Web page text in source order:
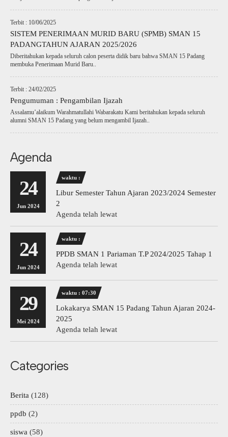
Terbit : 10/06/2025
SISTEM PENERIMAAN MURID BARU (SPMB) SMAN 15
PADANGTAHUN AJARAN 2025/2026
Diberitahukan kepada seluruh calon peserta didik baru bahwa SMAN 15 Padang
membuka Penerimaan Murid Baru..
Terbit : 24/02/2025
Pengumuman : Pengambilan Ijazah
Assalamu’alaikum Warahmatullahi Wabarakatu Kami beritahukan kepada seluruh
alumni SMAN 15 Padang yang belum mengambil Ijazah..
Agenda
24
Jun 2024
waktu :
Libur Semester Tahun Ajaran 2023/2024 Semester
2
Agenda telah lewat
24
Jun 2024
waktu :
PPDB SMAN 1 Pariaman T.P 2024/2025 Tahap 1
Agenda telah lewat
29
Mei 2024
waktu : 07:30
Lokakarya SMAN 15 Padang Tahun Ajaran 2024-
2025
Agenda telah lewat
Categories
Berita (128)
ppdb (2)
siswa (58)